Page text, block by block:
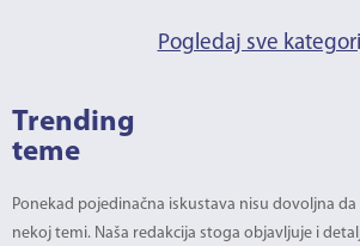
Pogledaj sve
Trending
teme
Ponekad pojedinačna iskustava nisu dovoljna
nekoj temi. Naša redakcija stoga objavljuje i